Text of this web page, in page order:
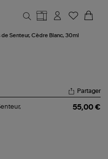
de Senteur, Cèdre Blanc, 30ml
Partager
55,00 €